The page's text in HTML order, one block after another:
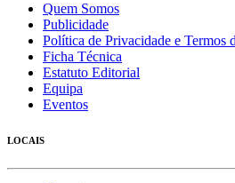
Quem Somos
Publicidade
Política de Privacidade e Termos
Ficha Técnica
Estatuto Editorial
Equipa
Eventos
LOCAIS